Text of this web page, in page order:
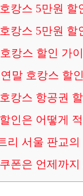
캉스 5만원 할
캉스 5만원 할
캉스 할인 가
말 호캉스 할
캉스 항공권
인은 어떻게
리 서울 판교
폰은 언제까